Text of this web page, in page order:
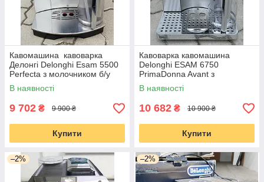
Кавомашина кавоварка
Делонгі Delonghi Esam 5500
Perfecta з молочником б/у
В наявності
9 702 ₴ 9 900 ₴
Купити
Кавоварка кавомашина
Delonghi ESAM 6750
PrimaDonna Avant з
молочником
В наявності
10 682 ₴ 10 900 ₴
Купити
–2% –2%